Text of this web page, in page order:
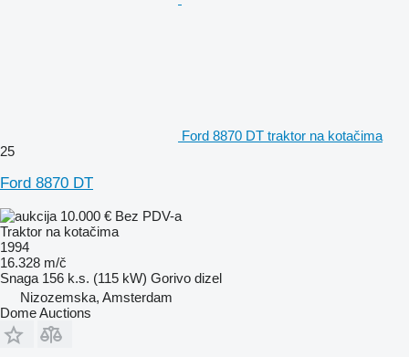
Ford 8870 DT traktor na kotačima
25
Ford 8870 DT
10.000 € Bez PDV-a
Traktor na kotačima
1994
16.328 m/č
Snaga 156 k.s. (115 kW) Gorivo dizel
Nizozemska, Amsterdam
Dome Auctions